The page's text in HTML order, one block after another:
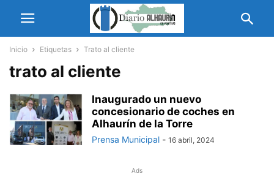
Inicio Etiquetas Trato al cliente
trato al cliente
Inaugurado un nuevo
concesionario de coches en
Alhaurín de la Torre
Prensa Municipal - 16 abril, 2024
Ads